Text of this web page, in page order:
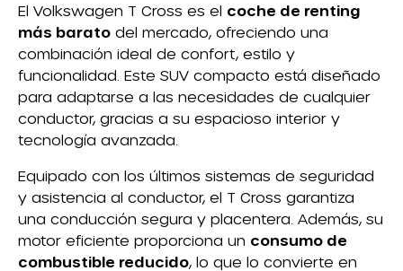
El Volkswagen T Cross es el coche de renting
más barato del mercado, ofreciendo una
combinación ideal de confort, estilo y
funcionalidad. Este SUV compacto está diseñado
para adaptarse a las necesidades de cualquier
conductor, gracias a su espacioso interior y
tecnología avanzada.
Equipado con los últimos sistemas de seguridad
y asistencia al conductor, el T Cross garantiza
una conducción segura y placentera. Además, su
motor eficiente proporciona un consumo de
combustible reducido, lo que lo convierte en